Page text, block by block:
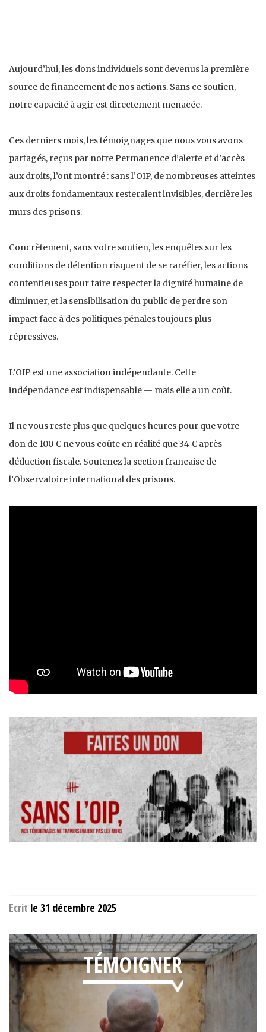
Aujourd’hui, les dons individuels sont devenus la première
source de financement de nos actions. Sans ce soutien,
notre capacité à agir est directement menacée.
Ces derniers mois, les témoignages que nous vous avons
partagés, reçus par notre Permanence d’alerte et d’accès
aux droits, l’ont montré : sans l’OIP, de nombreuses atteintes
aux droits fondamentaux resteraient invisibles, derrière les
murs des prisons.
Concrètement, sans votre soutien, les enquêtes sur les
conditions de détention risquent de se raréfier, les actions
contentieuses pour faire respecter la dignité humaine de
diminuer, et la sensibilisation du public de perdre son
impact face à des politiques pénales toujours plus
répressives.
L’OIP est une association indépendante. Cette
indépendance est indispensable — mais elle a un coût.
Il ne vous reste plus que quelques heures pour que votre
don de 100 € ne vous coûte en réalité que 34 € après
déduction fiscale. Soutenez la section française de
l’Observatoire international des prisons.
Ecrit le 31 décembre 2025
TÉMOIGNER